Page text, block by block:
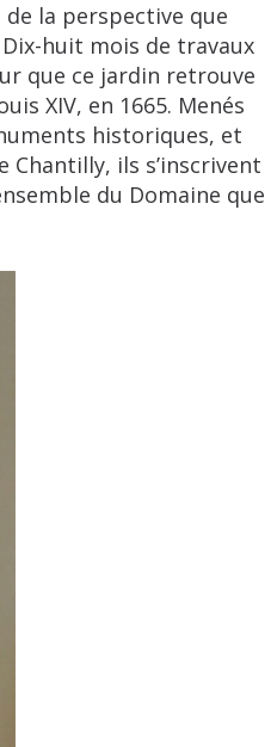
la perspective que
huit mois de travaux
que ce jardin retrouve
XIV, en 1665. Menés
historiques, et
Chantilly, ils s’inscrivent
du Domaine que